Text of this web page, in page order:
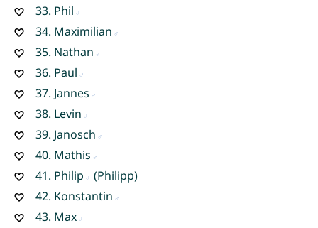
33. Phil
34. Maximilian
35. Nathan
36. Paul
37. Jannes
38. Levin
39. Janosch
40. Mathis
41. Philip
(Philipp)
42. Konstantin
43. Max